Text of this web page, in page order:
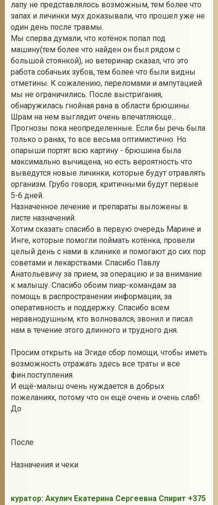
лапу не представлялось возможным, тем более что
запах и личинки мух доказывали, что прошел уже не
один день после травмы.
Мы сперва думали, что котёнок попал под
машину(тем более что найден он был рядом с
большой стоянкой), но ветеринар сказал, что это
работа собачьих зубов, тем более что были видны
отметины. К сожалению, переломами и ампутацией
мы не ограничились. После выстригания,
обнаружилась гнойная рана в области брюшины.
Шрам на нем выглядит очень впечатляюще...
Прогнозы пока неопределенные. Если бы речь была
только о ранах, то все весьма оптимистично. Но
опарыши портят всю картину - брюшина была
максимально вычищена, но есть вероятность что
выведутся новые личинки, которые будут отравлять
организм. Грубо говоря, критичными будут первые
5-6 дней.
Назначенное лечение и препараты выложены в
листе назначений.
Хотим сказать спасибо в первую очередь Марине и
Инге, которые помогли поймать котёнка, провели
целый день с нами в клинике и помогают до сих пор
советами и лекарствами. Спасибо Павлу
Анатольевичу за прием, за операцию и за внимание
к малышу. Спасибо обоим пиар-командам за
помощь в распространении информации, за
оперативность и поддержку. Спасибо всем
неравнодушным, кто волновался, звонил и писал
нам в течение этого длинного и трудного дня.
Просим открыть на Эгиде сбор помощи, чтобы иметь
возможность отражать здесь все траты и все
фин.поступления.
И ещё-малыш очень нуждается в добрых
пожеланиях, потому что он ещё очень и очень слаб!
До
После
Назначения и чеки
куратор: Акулич Екатерина Сергеевна Спирит +375